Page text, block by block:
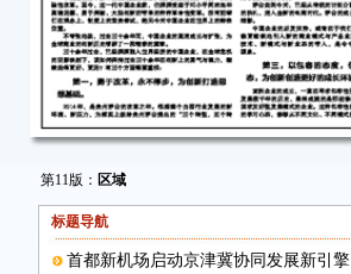
第11版： 区域
标题导航
首都新机场启动京津冀协同发展新引擎